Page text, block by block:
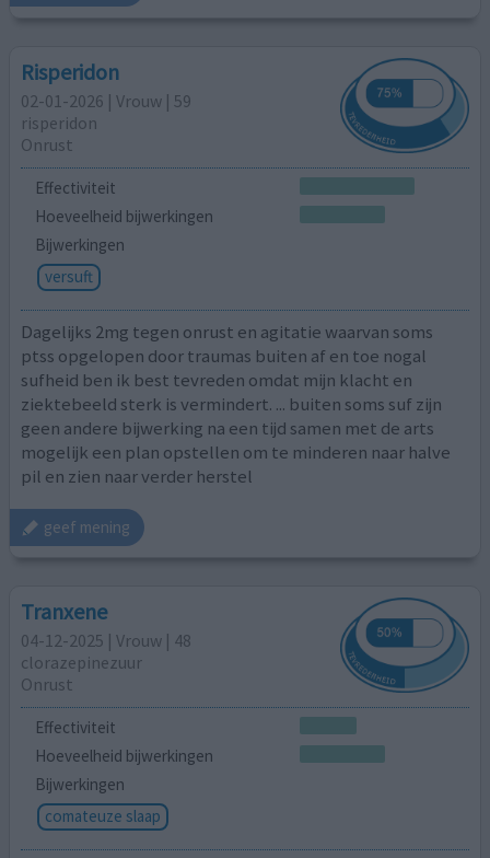
Risperidon
02-01-2026 | Vrouw | 59
risperidon
Onrust
Effectiviteit
Hoeveelheid bijwerkingen
Bijwerkingen
versuft
Dagelijks 2mg tegen onrust en agitatie waarvan soms
ptss opgelopen door traumas buiten af en toe nogal
sufheid ben ik best tevreden omdat mijn klacht en
ziektebeeld sterk is vermindert. ... buiten soms suf zijn
geen andere bijwerking na een tijd samen met de arts
mogelijk een plan opstellen om te minderen naar halve
pil en zien naar verder herstel
geef mening
Tranxene
04-12-2025 | Vrouw | 48
clorazepinezuur
Onrust
Effectiviteit
Hoeveelheid bijwerkingen
Bijwerkingen
comateuze slaap